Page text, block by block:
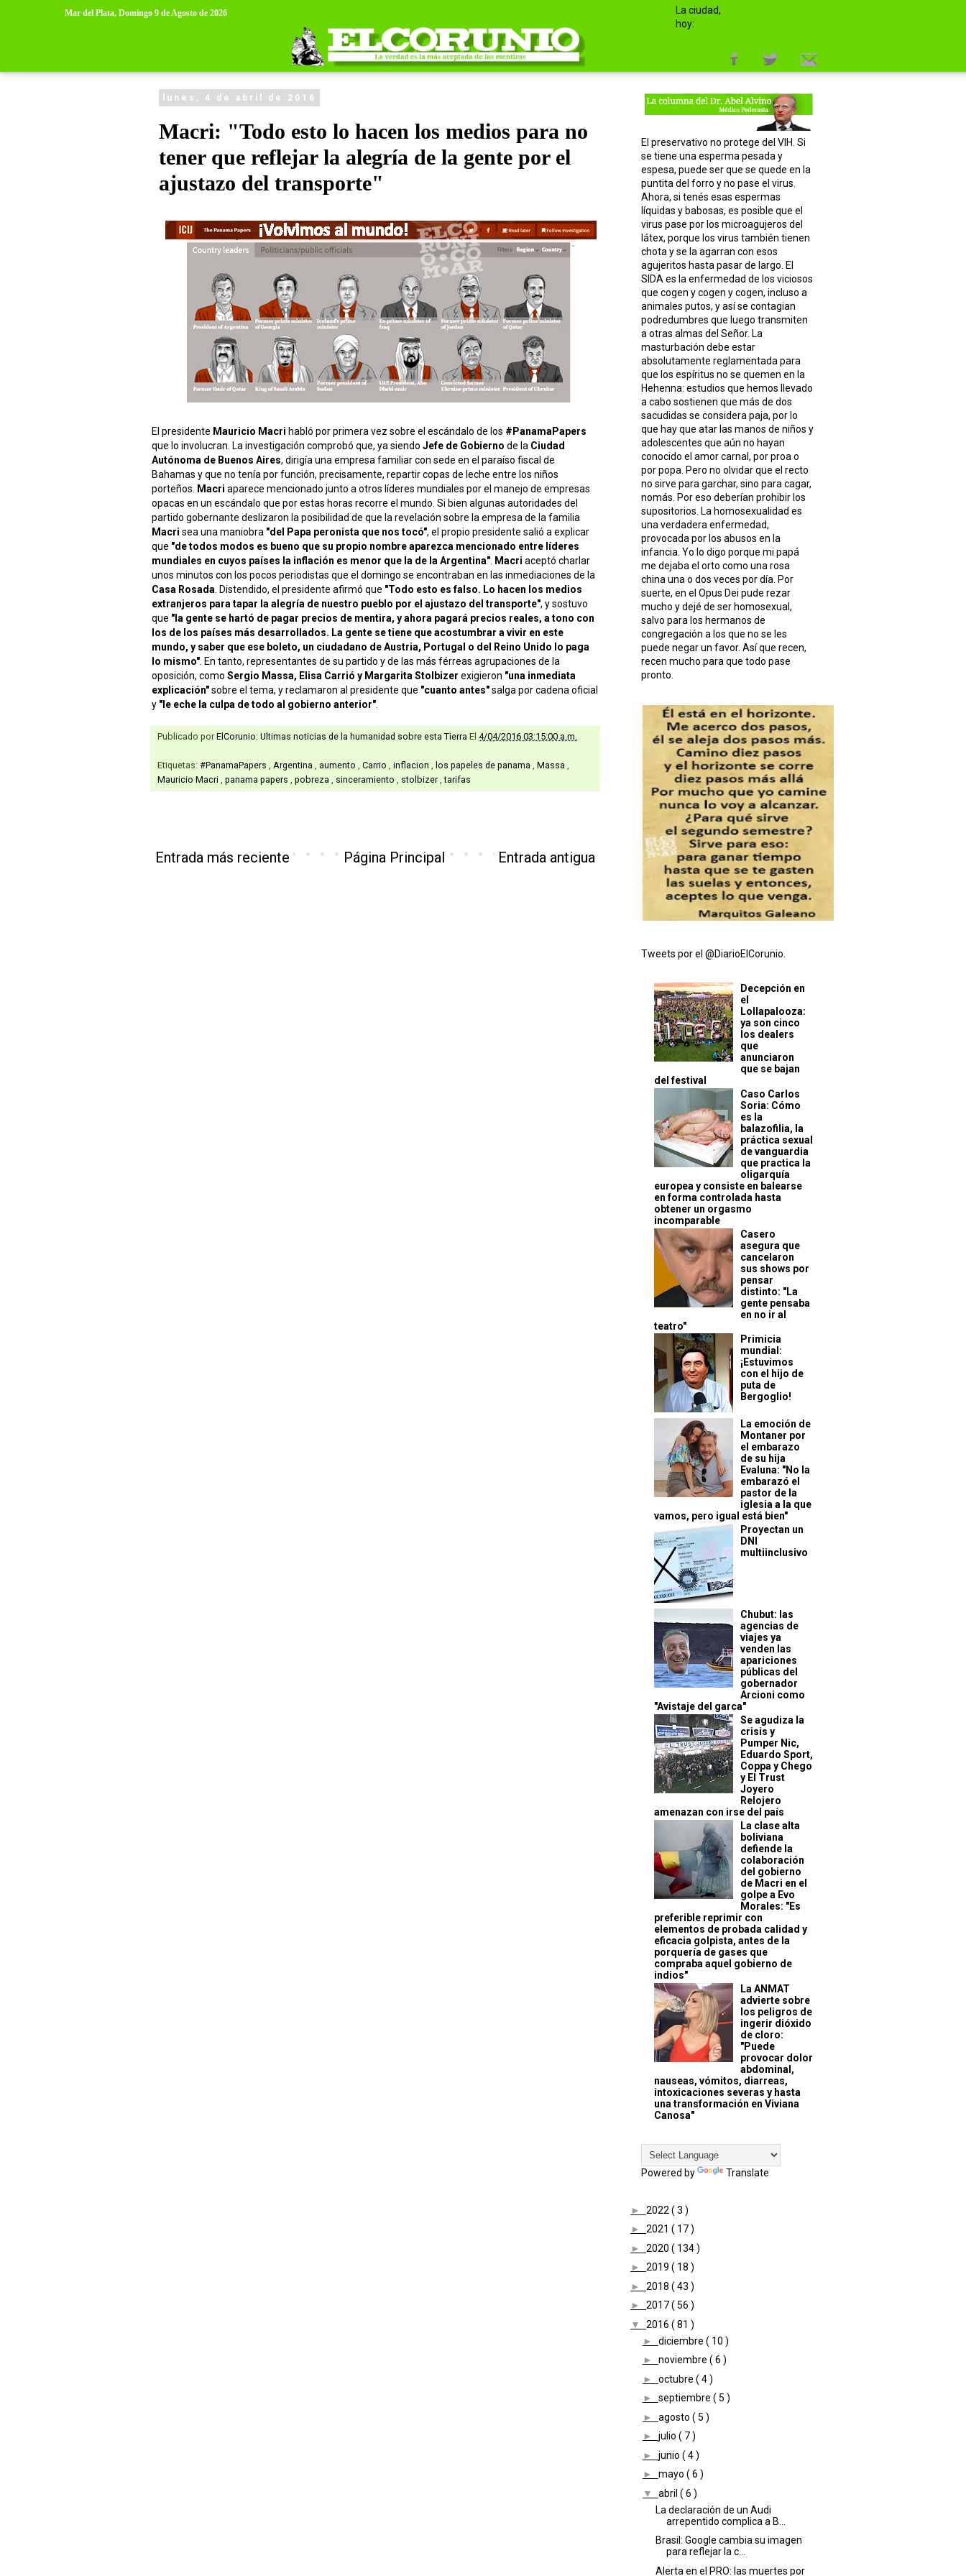
Mar del Plata, Domingo 9 de Agosto de 2026
La ciudad,
hoy:
lunes, 4 de abril de 2016
Macri: "Todo esto lo hacen los medios para no
tener que reflejar la alegría de la gente por el
ajustazo del transporte"
El presidente Mauricio Macri habló por primera vez sobre el escándalo de los #PanamaPapers
que lo involucran. La investigación comprobó que, ya siendo Jefe de Gobierno de la Ciudad
Autónoma de Buenos Aires, dirigía una empresa familiar con sede en el paraíso fiscal de
Bahamas y que no tenía por función, precisamente, repartir copas de leche entre los niños
porteños.
Macri aparece mencionado junto a otros líderes mundiales por el manejo de empresas
opacas en un escándalo que por estas horas recorre el mundo. Si bien algunas autoridades del
partido gobernante deslizaron la posibilidad de que la revelación sobre la empresa de la familia
Macri sea una maniobra "del Papa peronista que nos tocó", el propio presidente salió a explicar
que "de todos modos es bueno que su propio nombre aparezca mencionado entre líderes
mundiales en cuyos países la inflación es menor que la de la Argentina" Macri aceptó charlar
unos minutos con los pocos periodistas que el domingo se encontraban en las inmediaciones de la
Casa Rosada . Distendido, el presidente afirmó que "Todo esto es falso. Lo hacen los medios
extranjeros para tapar la alegría de nuestro pueblo por el ajustazo del transporte", y sostuvo
que "la gente se hartó de pagar precios de mentira, y ahora pagará precios reales, a tono con
los de los países más desarrollados. La gente se tiene que acostumbrar a vivir en este
mundo, y saber que ese boleto, un ciudadano de Austria, Portugal o del Reino Unido lo paga
lo mismo" . En tanto, representantes de su partido y de las más férreas agrupaciones de la
oposición, como Sergio Massa, Elisa Carrió y Margarita Stolbizer exigieron "una inmediata
explicación"sobre el tema, y reclamaron al presidente que "cuanto antes"salga por cadena oficial
y "le eche la culpa de todo al gobierno anterior"
Publicado por ElCorunio: Ultimas noticias de la humanidad sobre esta Tierra El 4/04/2016 03:15:00 a.m.
Etiquetas: #PanamaPapers Argentina aumento Carrio inflacion los papeles de panama Massa
Mauricio Macri
panama papers pobreza sinceramiento stolbizer ,tarifas
Entrada más reciente Entrada antigua
Página Principal
El preservativo no protege del VIH. Si
se tiene una esperma pesada y
espesa, puede ser que se quede en la
puntita del forro y no pase el virus.
Ahora, si tenés esas espermas
líquidas y babosas, es posible que el
virus pase por los microagujeros del
látex, porque los virus también tienen
chota y se la agarran con esos
agujeritos hasta pasar de largo. El
SIDA es la enfermedad de los viciosos
que cogen y cogen y cogen, incluso a
animales putos, y así se contagian
podredumbres que luego transmiten
a otras almas del Señor. La
masturbación debe estar
absolutamente reglamentada para
que los espíritus no se quemen en la
Hehenna: estudios que hemos llevado
a cabo sostienen que más de dos
sacudidas se considera paja, por lo
que hay que atar las manos de niños y
adolescentes que aún no hayan
conocido el amor carnal, por proa o
por popa. Pero no olvidar que el recto
no sirve para garchar, sino para cagar,
nomás. Por eso deberían prohibir los
supositorios. La homosexualidad es
una verdadera enfermedad,
provocada por los abusos en la
infancia. Yo lo digo porque mi papá
me dejaba el orto como una rosa
china una o dos veces por día. Por
suerte, en el Opus Dei pude rezar
mucho y dejé de ser homosexual,
salvo para los hermanos de
congregación a los que no se les
puede negar un favor. Así que recen,
recen mucho para que todo pase
pronto.
Tweets por el @DiarioElCorunio.
Decepción en
el
Lollapalooza:
ya son cinco
los dealers
que
anunciaron
que se bajan
del festival
Caso Carlos
Soria: Cómo
es la
balazofilia, la
práctica sexual
de vanguardia
que practica la
oligarquía
europea y consiste en balearse
en forma controlada hasta
obtener un orgasmo
incomparable
Casero
asegura que
cancelaron
sus shows por
pensar
distinto: "La
gente pensaba
en no ir al
teatro"
Primicia
mundial:
¡Estuvimos
con el hijo de
puta de
Bergoglio!
La emoción de
Montaner por
el embarazo
de su hija
Evaluna: "No la
embarazó el
pastor de la
iglesia a la que
vamos, pero igual está bien"
Proyectan un
DNI
multiinclusivo
Chubut: las
agencias de
viajes ya
venden las
apariciones
públicas del
gobernador
Arcioni como
"Avistaje del garca"
Se agudiza la
crisis y
Pumper Nic,
Eduardo Sport,
Coppa y Chego
y El Trust
Joyero
Relojero
amenazan con irse del país
La clase alta
boliviana
defiende la
colaboración
del gobierno
de Macri en el
golpe a Evo
Morales: "Es
preferible reprimir con
elementos de probada calidad y
eficacia golpista, antes de la
porquería de gases que
compraba aquel gobierno de
indios"
La ANMAT
advierte sobre
los peligros de
ingerir dióxido
de cloro:
"Puede
provocar dolor
abdominal,
nauseas, vómitos, diarreas,
intoxicaciones severas y hasta
una transformación en Viviana
Canosa"
Powered by Translate
► 2022 ( 3 )
► 2021 ( 17 )
► 2020 ( 134 )
► 2019 ( 18 )
► 2018 ( 43 )
► 2017( 56 )
▼ 2016 ( 81 )
► diciembre ( 10 )
► noviembre ( 6 )
► octubre ( 4 )
► septiembre ( 5 )
► agosto ( 5 )
► julio ( 7 )
► junio ( 4 )
► mayo ( 6 )
▼ abril ( 6 )
La declaración de un Audi
arrepentido complica a B...
Brasil: Google cambia su imagen
para reflejar la c...
Alerta en el PRO: las muertes por